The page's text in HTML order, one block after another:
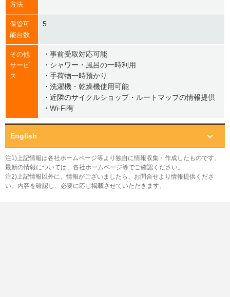
方法
保管可
能台数
5
その他
サービ
ス
・事前受取対応可能
・シャワー・風呂の一時利用
・手荷物一時預かり
・洗濯機・乾燥機使用可能
・近隣のサイクルショップ・ルートマップの情報提供
・Wi-Fi有
English
注1)上記情報は各社ホームページ等より独自に情報収集・作成したものです。
最新の情報については、各社ホームページ等でご確認ください。
注2)上記情報以外に、情報がございましたら、お問合せより情報提供くださ
い。内容を確認し、必要に応じ掲載させていただきます。